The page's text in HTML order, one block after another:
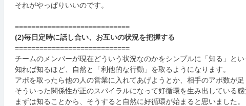
それがやっぱりいいのです。
============================
(2)毎日定時に話し合い、お互いの状況を把握する
============================
チームのメンバーが現在どういう状況なのかをシンプルに「知る」と
知れば知るほど、自然と「利他的な行動」を取るようになります。
アポを取ったら他の人の営業に入れてあげようとか、相手のアポ数が
そういった関係性が正のスパイラルになって好循環を生み出している感
まずは知ることから、そうすると自然に好循環が始まると思いました。